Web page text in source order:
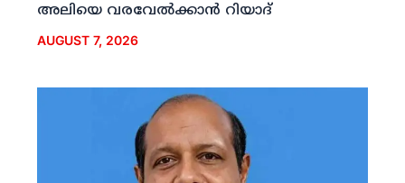
അലിയെ വരവേല്‍ക്കാന്‍ റിയാദ്
AUGUST 7, 2026